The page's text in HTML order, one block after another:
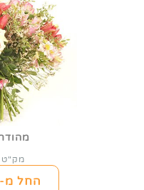
מק"ט 1013
החל מ-₪